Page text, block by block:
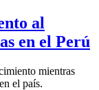
al
en el Perú
mientras
el país.